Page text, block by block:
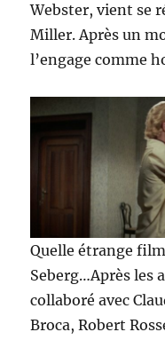
Webster, vient se
Miller. Après un
l’engage comme
Quelle étrange
Seberg…Après les
collaboré avec
Broca, Robert